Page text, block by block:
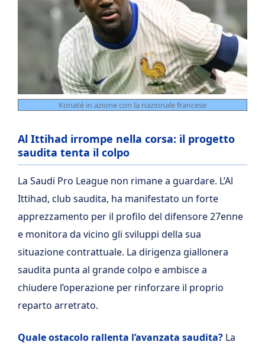
Konaté in azione con la nazionale francese
Al Ittihad irrompe nella corsa: il progetto
saudita tenta il colpo
La Saudi Pro League non rimane a guardare. L’Al
Ittihad, club saudita, ha manifestato un forte
apprezzamento per il profilo del difensore 27enne
e monitora da vicino gli sviluppi della sua
situazione contrattuale. La dirigenza giallonera
saudita punta al grande colpo e ambisce a
chiudere l’operazione per rinforzare il proprio
reparto arretrato.
Quale ostacolo rallenta l’avanzata saudita? La